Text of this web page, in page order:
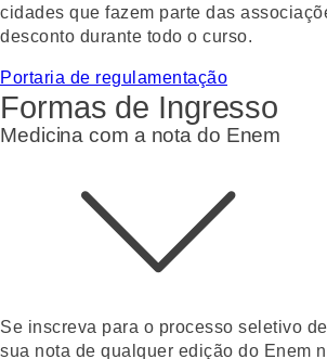
cidades que fazem parte das
desconto durante todo o curso.
Portaria de regulamentação
Formas de Ingresso
Medicina com a nota do Enem
Se inscreva para o processo seletivo
sua nota de qualquer edição do Enem